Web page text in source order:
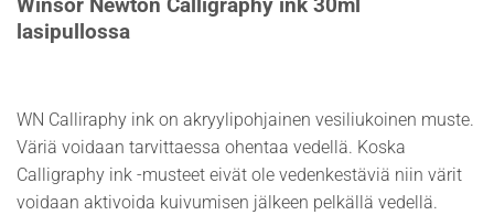
lasipullossa
WN Calliraphy ink on akryylipohjainen vesiliukoinen muste.
Väriä voidaan tarvittaessa ohentaa vedellä. Koska
Calligraphy ink -musteet eivät ole vedenkestäviä niin värit
voidaan aktivoida kuivumisen jälkeen pelkällä vedellä.